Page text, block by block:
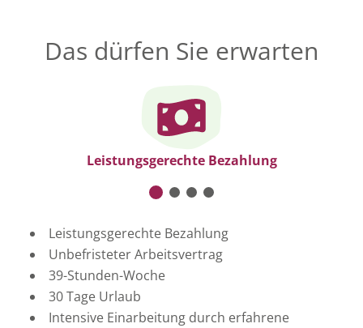
Das dürfen Sie erwarten
Leistungsgerechte Bezahlung
Leistungsgerechte Bezahlung
Unbefristeter Arbeitsvertrag
39-Stunden-Woche
30 Tage Urlaub
Intensive Einarbeitung durch erfahrene